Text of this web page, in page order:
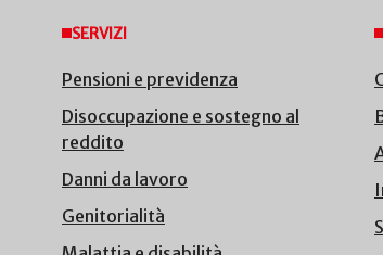
SERVIZI
Pensioni e previdenza
Disoccupazione e sostegno al
reddito
Danni da lavoro
Genitorialità